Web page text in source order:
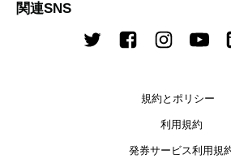
関連SNS
TwitterFacebookInstagram
規約とポリシー
利用規約
発券サービス利用規